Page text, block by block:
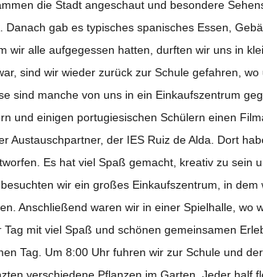
die Stadt ange­schaut und beson­dere
Danach gab es typi­sches spa­ni­sches Essen,
wir alle auf­ge­ges­sen hat­ten, durf­ten wir uns in
sind wir wie­der zurück zur Schule gefah­ren,
sind man­che von uns in ein Ein­kaufs­zen­trum
und eini­gen por­tu­gie­si­schen Schü­lern einen
Aus­tausch­part­ner, der IES Ruiz de Alda. Dort
Es hat viel Spaß gemacht, krea­tiv zu sein
wir ein gro­ßes Ein­kaufs­zen­trum, in
Anschlie­ßend waren wir in einer Spiel­halle, wo
Tag mit viel Spaß und schö­nen gemein­sa­men
Tag. Um 8:00 Uhr fuh­ren wir zur Schule und
ver­schie­dene Pflan­zen im Gar­ten. Jeder half